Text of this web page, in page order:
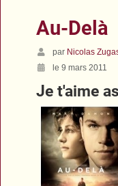
Au-Delà
par Nicolas
le 9 mars 2011
Je t'aime